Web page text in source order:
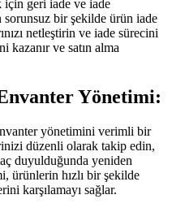
için geri iade ve iade
sorunsuz bir şekilde ürün iade
netleştirin ve iade sürecini
ve satın alma
Yönetimi:
yönetimini verimli bir
düzenli olarak takip edin,
duyulduğunda yeniden
ürünlerin hızlı bir şekilde
karşılamayı sağlar.